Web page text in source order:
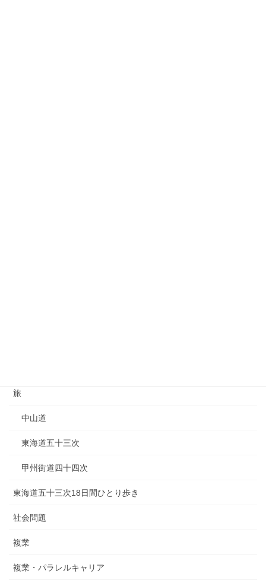
旅
中山道
東海道五十三次
甲州街道四十四次
東海道五十三次18日間ひとり歩き
社会問題
複業
複業・パラレルキャリア